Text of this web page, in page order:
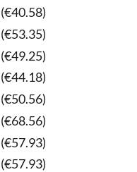
(€40.58)
(€53.35)
(€49.25)
(€44.18)
(€50.56)
(€68.56)
(€57.93)
(€57.93)